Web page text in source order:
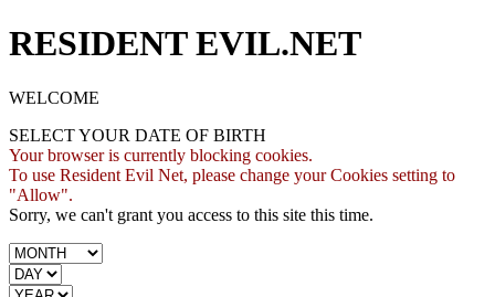
RESIDENT EVIL.NET
WELCOME
SELECT YOUR DATE OF BIRTH
Your browser is currently blocking cookies.
To use Resident Evil Net, please change your Cookies setting to
"Allow".
Sorry, we can't grant you access to this site this time.